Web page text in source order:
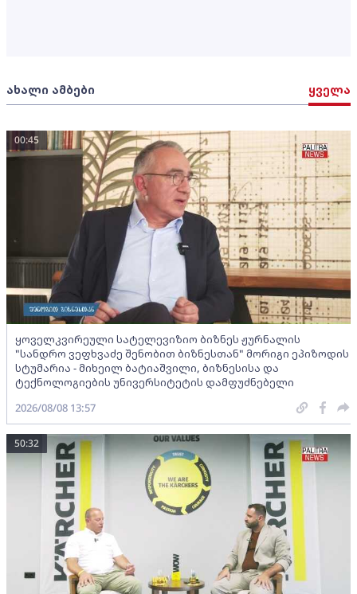
ახალი ამბები ყველა
ყოველკვირეული სატელევიზიო ბიზნეს ჟურნალის
"სანდრო ვეფხვაძე შენობით ბიზნესთან" მორიგი ეპიზოდის
სტუმარია - მიხეილ ბატიაშვილი, ბიზნესისა და
ტექნოლოგიების უნივერსიტეტის დამფუძნებელი
00:45
2026/08/08 13:57
50:32